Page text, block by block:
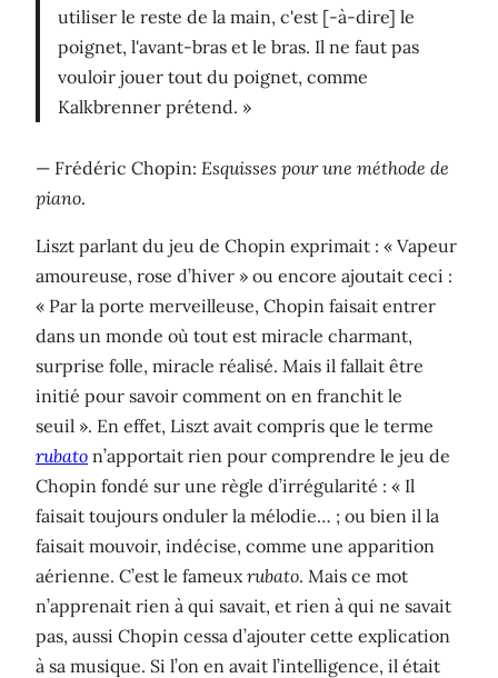
utiliser le reste de la main, c'est [-à-dire] le
poignet, l'avant-bras et le bras. Il ne faut pas
vouloir jouer tout du poignet, comme
Kalkbrenner prétend. »
— Frédéric Chopin: Esquisses pour une méthode de
piano.
Liszt parlant du jeu de Chopin exprimait : « Vapeur
amoureuse, rose d’hiver » ou encore ajoutait ceci :
« Par la porte merveilleuse, Chopin faisait entrer
dans un monde où tout est miracle charmant,
surprise folle, miracle réalisé. Mais il fallait être
initié pour savoir comment on en franchit le
seuil ». En effet, Liszt avait compris que le terme
rubato n’apportait rien pour comprendre le jeu de
Chopin fondé sur une règle d’irrégularité : « Il
faisait toujours onduler la mélodie… ; ou bien il la
faisait mouvoir, indécise, comme une apparition
aérienne. C’est le fameux rubato. Mais ce mot
n’apprenait rien à qui savait, et rien à qui ne savait
pas, aussi Chopin cessa d’ajouter cette explication
à sa musique. Si l’on en avait l’intelligence, il était